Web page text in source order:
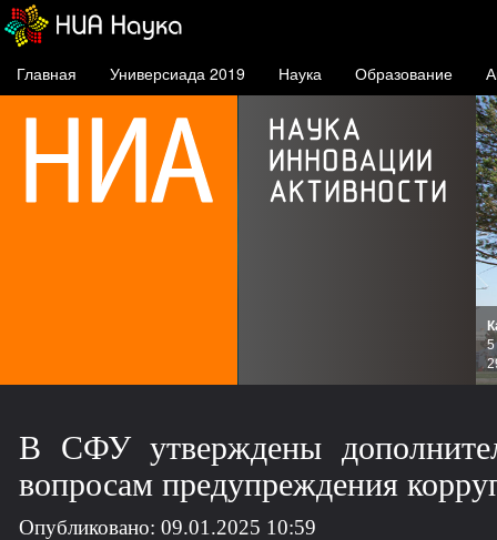
Главная Универсиада 2019 Наука Образование
5
В СФУ утверждены
вопросам предупреждения
Опубликовано: 09.01.2025 10:59